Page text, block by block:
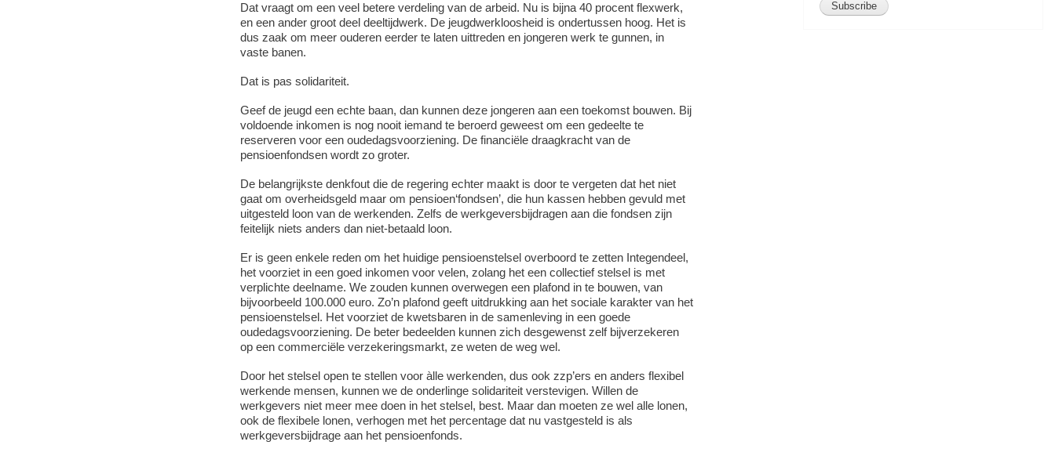
Dat vraagt om een veel betere verdeling van de arbeid. Nu is bijna 40 procent flexwerk,
en een ander groot deel deeltijdwerk. De jeugdwerkloosheid is ondertussen hoog. Het is
dus zaak om meer ouderen eerder te laten uittreden en jongeren werk te gunnen, in
vaste banen.
Dat is pas solidariteit.
Geef de jeugd een echte baan, dan kunnen deze jongeren aan een toekomst bouwen. Bij
voldoende inkomen is nog nooit iemand te beroerd geweest om een gedeelte te
reserveren voor een oudedagsvoorziening. De financiële draagkracht van de
pensioenfondsen wordt zo groter.
De belangrijkste denkfout die de regering echter maakt is door te vergeten dat het niet
gaat om overheidsgeld maar om pensioen‘fondsen’, die hun kassen hebben gevuld met
uitgesteld loon van de werkenden. Zelfs de werkgeversbijdragen aan die fondsen zijn
feitelijk niets anders dan niet-betaald loon.
Er is geen enkele reden om het huidige pensioenstelsel overboord te zetten Integendeel,
het voorziet in een goed inkomen voor velen, zolang het een collectief stelsel is met
verplichte deelname. We zouden kunnen overwegen een plafond in te bouwen, van
bijvoorbeeld 100.000 euro. Zo’n plafond geeft uitdrukking aan het sociale karakter van het
pensioenstelsel. Het voorziet de kwetsbaren in de samenleving in een goede
oudedagsvoorziening. De beter bedeelden kunnen zich desgewenst zelf bijverzekeren
op een commerciële verzekeringsmarkt, ze weten de weg wel.
Door het stelsel open te stellen voor àlle werkenden, dus ook zzp’ers en anders flexibel
werkende mensen, kunnen we de onderlinge solidariteit verstevigen. Willen de
werkgevers niet meer mee doen in het stelsel, best. Maar dan moeten ze wel alle lonen,
ook de flexibele lonen, verhogen met het percentage dat nu vastgesteld is als
werkgeversbijdrage aan het pensioenfonds.